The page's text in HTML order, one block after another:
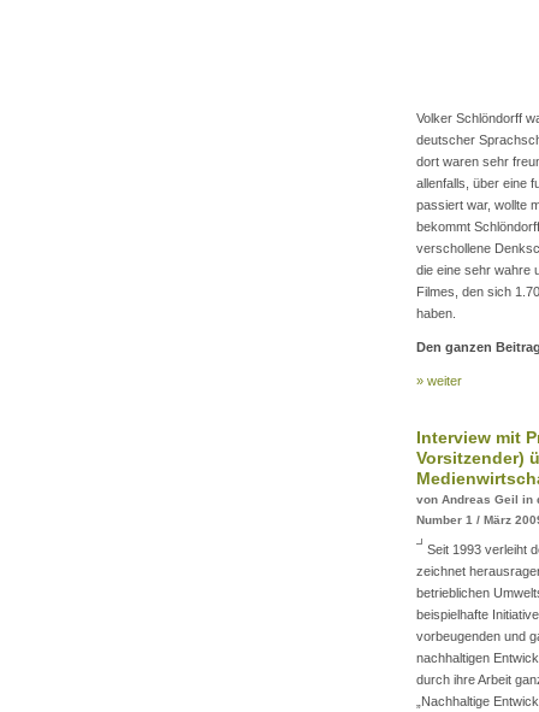
Volker Schlöndorff
deutscher
dort waren sehr
allenfalls, über eine
passiert war, wollte
bekommt
verschollene
die eine sehr wahre
Filmes, den sich
haben.
Den ganzen
» weiter
Interview mit
Vorsitzender)
von Andreas Geil in
Number 1 / März
Seit 1993 verleiht
zeichnet
betrieblichen
beispielhafte
vorbeugenden und
nachhaltigen
durch ihre Arbeit
„Nachhaltige